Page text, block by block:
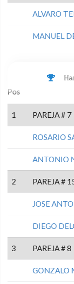
ALVARO
MANUEL
Pos
1 PAREJA # 7
ROSARIO
ANTONIO
2 PAREJA #
JOSE
DIEGO
3 PAREJA # 8
GONZALO